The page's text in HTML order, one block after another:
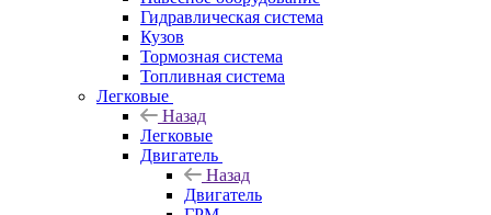
Гидравлическая система
Кузов
Тормозная система
Топливная система
Легковые
Назад
Легковые
Двигатель
Назад
Двигатель